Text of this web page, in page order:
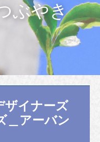
ぶやき
ザイナーズ
＿アーバン